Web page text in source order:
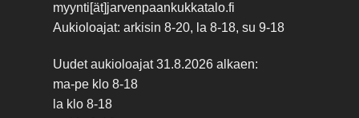
myynti[ät]jarvenpaankukkatalo.fi
Aukioloajat: arkisin 8-20, la 8-18, su 9-18
Uudet aukioloajat 31.8.2026 alkaen:
ma-pe klo 8-18
la klo 8-18